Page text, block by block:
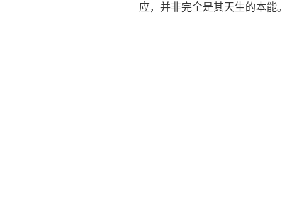
应，并非完全是其天生的本能